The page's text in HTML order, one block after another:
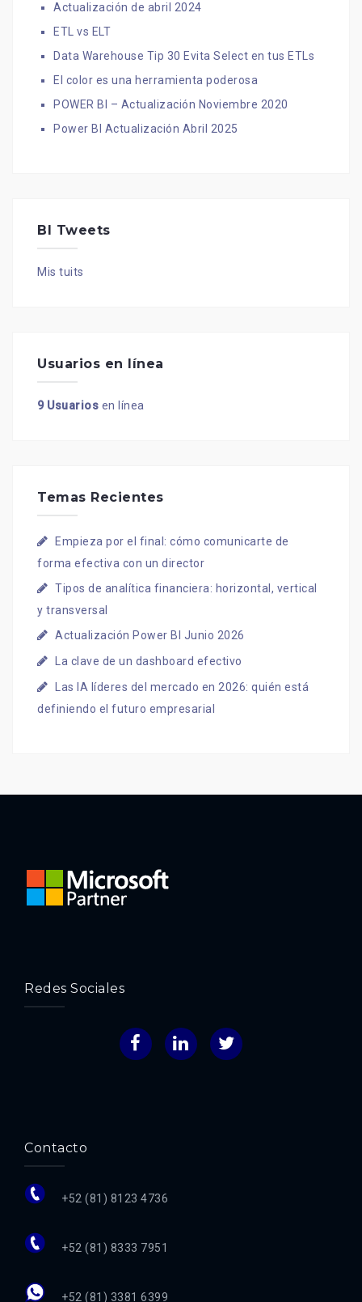
Actualización de abril 2024
ETL vs ELT
Data Warehouse Tip 30 Evita Select en tus ETLs
El color es una herramienta poderosa
POWER BI – Actualización Noviembre 2020
Power BI Actualización Abril 2025
BI Tweets
Mis tuits
Usuarios en línea
9 Usuarios en línea
Temas Recientes
Empieza por el final: cómo comunicarte de
forma efectiva con un director
Tipos de analítica financiera: horizontal, vertical
y transversal
Actualización Power BI Junio 2026
La clave de un dashboard efectivo
Las IA líderes del mercado en 2026: quién está
definiendo el futuro empresarial
Redes Sociales
FacebookLinkedInTwitter
Contacto
+52 (81) 8123 4736
+52 (81) 8333 7951
+52 (81) 3381 6399